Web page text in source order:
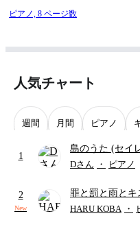
ピアノ, 8 ページ数
人気チャート
週間 月間 ピアノ
1
島のうた (セイ
セイレーン(CV.
ード・ペダル付
かわ 人魚の島の
Dさん ・ ピアノ
2
New
罪と罰と雨とキ
野勇斗&吉田仁
HARU KOBA ・